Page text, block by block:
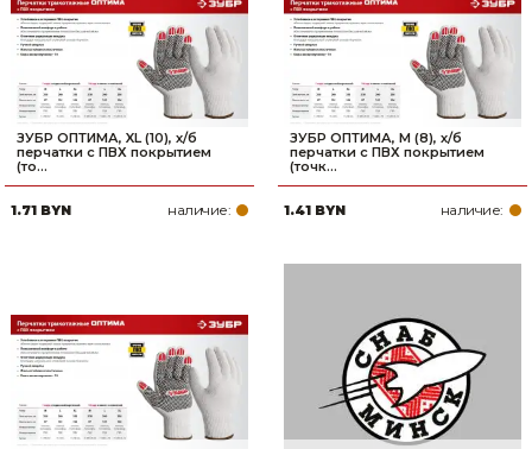
ЗУБР ОПТИМА, XL (10), х/б
перчатки с ПВХ покрытием
(то...
1.71 BYN наличие:
ЗУБР ОПТИМА, М (8), х/б
перчатки с ПВХ покрытием
(точк...
1.41 BYN наличие: